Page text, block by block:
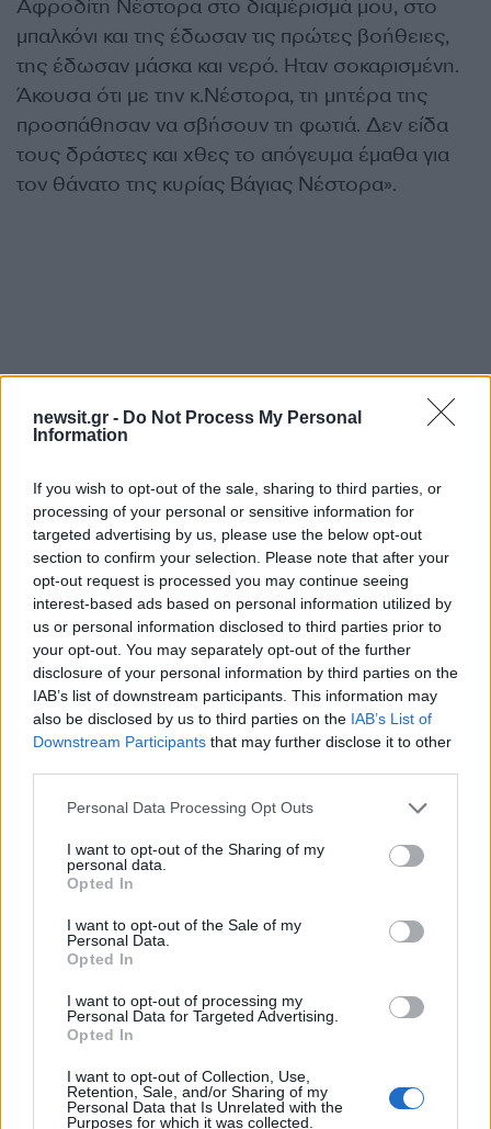
newsit.gr - Do Not Process My Personal
Information
If you wish to opt-out of the sale, sharing to third parties, or
processing of your personal or sensitive information for
targeted advertising by us, please use the below opt-out
section to confirm your selection. Please note that after your
opt-out request is processed you may continue seeing
interest-based ads based on personal information utilized by
us or personal information disclosed to third parties prior to
your opt-out. You may separately opt-out of the further
disclosure of your personal information by third parties on the
IAB’s list of downstream participants. This information may
also be disclosed by us to third parties on the IAB’s List of
Downstream Participants that may further disclose it to other
Please note that this website/app uses one or more Google
not limited to your visit or usage behaviour. You may click to
grant or deny consent to Google and its third-party tags to
use your data for below specified purposes in below Google
consent section.
Personal Data Processing Opt Outs
I want to opt-out of the Sharing of my
personal data.
Opted In
I want to opt-out of the Sale of my
Personal Data.
Opted In
I want to opt-out of processing my
Personal Data for Targeted Advertising.
Opted In
I want to opt-out of Collection, Use,
Retention, Sale, and/or Sharing of my
Personal Data that Is Unrelated with the
Purposes for which it was collected.
Αφροδίτη Νέστορα στο διαμέρισμά μου, στο
μπαλκόνι και της έδωσαν τις πρώτες βοήθειες,
της έδωσαν μάσκα και νερό. Ηταν σοκαρισμένη.
Άκουσα ότι με την κ.Νέστορα, τη μητέρα της
προσπάθησαν να σβήσουν τη φωτιά. Δεν είδα
τους δράστες και χθες το απόγευμα έμαθα για
τον θάνατο της κυρίας Βάγιας Νέστορα».
Από τις μέχρι τώρα έρευνες, φέρεται πως στις
επιθέσεις συμμετείχαν τουλάχιστον τρία άτομα,
Οι δύο από αυτούς φέρονται να επέβαιναν στην
ίδια μοτοσυκλέτα και να τοποθέτησαν τους
εμπρηστικούς μηχανισμούς στα σημεία των